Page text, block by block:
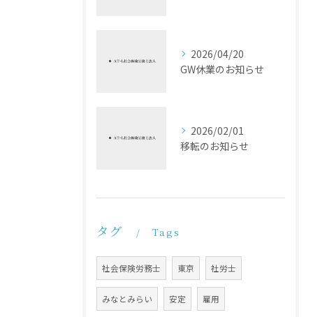
2026/04/20
GW休業のお知らせ
2026/02/01
移転のお知らせ
タグ Tags
社会保険労務士 東京 社労士
みなとみらい 安定 雇用